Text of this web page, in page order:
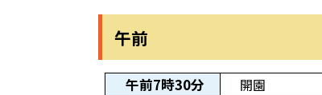
午前
午前7時30分
開園